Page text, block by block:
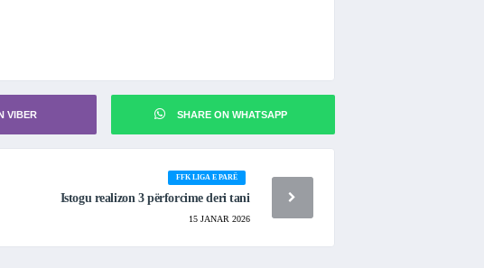
VIBER SHARE ON WHATSAPP
FFK LIGA E PARË
Istogu realizon 3 përforcime deri tani
15 JANAR 2026